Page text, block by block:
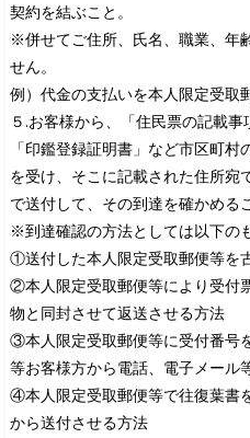
契約を結ぶこと。
※併せてご住所、氏名、職業、年
せん。
例）代金の支払いを本人限定受取
５.お客様から、「住民票の記載事
「印鑑登録証明書」など市区町
を受け、そこに記載された住所宛
で送付して、その到達を確かめる
※到達確認の方法としては以下の
①送付した本人限定受取郵便等を
②本人限定受取郵便等により受付
物と同封させて返送させる方法
③本人限定受取郵便等に受付番号
等お客様方から電話、電子メール
④本人限定受取郵便等で往復葉書
から送付させる方法